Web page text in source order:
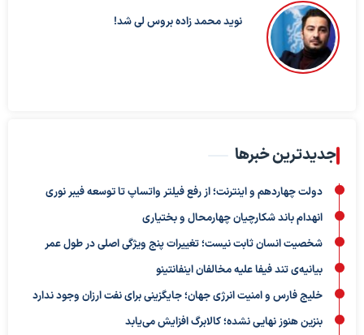
نوید محمد زاده بروس لی شد!
جدیدترین خبرها
دولت چهاردهم و اینترنت؛ از رفع فیلتر واتساپ تا توسعه فیبر نوری
انهدام باند شکارچیان چهارمحال و بختیاری
شخصیت انسان ثابت نیست؛ تغییرات پنج ویژگی اصلی در طول عمر
بیانیه‌ی تند فیفا علیه مخالفان اینفانتینو
خلیج فارس و امنیت انرژی جهان؛ جایگزینی برای نفت ارزان وجود ندارد
بنزین هنوز نهایی نشده؛ کالابرگ افزایش می‌یابد